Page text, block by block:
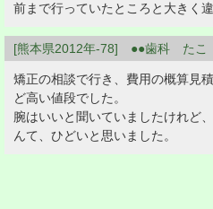
前まで行っていたところと大きく
[熊本県2012年-78] ●●歯科 たこ
矯正の相談で行き、費用の概算見
ど高い値段でした。
腕はいいと聞いていましたけれど
んて、ひどいと思いました。